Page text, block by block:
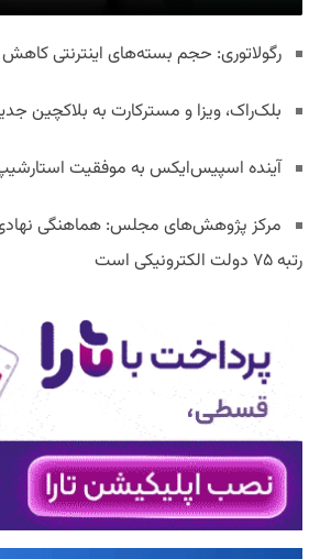
رگولاتوری: حجم بسته‌های اینترنتی
بلک‌راک، ویزا و مسترکارت به بلاکچین
آینده اسپیس‌ایکس به موفقیت
مرکز پژوهش‌های مجلس: هماهنگی
رتبه ۷۵ دولت الکترونیکی است